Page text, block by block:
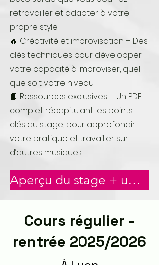
retravailler et adapter à votre
propre style.
🔥 Créativité et improvisation – Des
clés techniques pour développer
votre capacité à improviser, quel
que soit votre niveau.
📘 Ressources exclusives – Un PDF
complet récapitulant les points
clés du stage, pour approfondir
votre pratique et travailler sur
d’autres musiques.
Aperçu du stage + un extrait du PDF technique offert
Cours régulier -
rentrée 2025/2026